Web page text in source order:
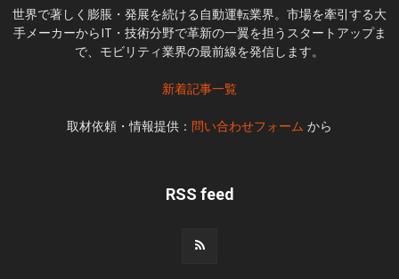
世界で著しく膨脹・発展を続ける自動運転業界。市場を牽引する大
手メーカーからIT・技術分野で革新の一翼を担うスタートアップま
で、モビリティ業界の最前線を発信します。
新着記事一覧
取材依頼・情報提供： 問い合わせフォーム から
RSS feed